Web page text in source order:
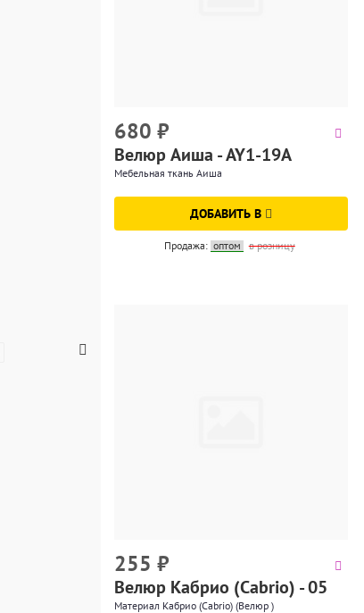
680 ₽
Велюр Аиша - AY1-19A
Мебельная ткань Аиша
ДОБАВИТЬ В
Продажа: оптом в розницу
255 ₽
Велюр Кабрио (Cabrio) - 05
Материал Кабрио (Cabrio) (Велюр )